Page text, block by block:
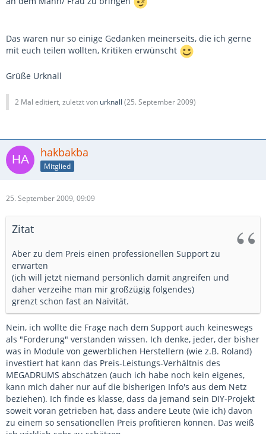
Das waren nur so einige Gedanken meinerseits, die ich gerne
mit euch teilen wollten, Kritiken erwünscht
Grüße Urknall
2 Mal editiert, zuletzt von urknall (25. September 2009)
hakbakba
Mitglied
25. September 2009, 09:09
Zitat
Aber zu dem Preis einen professionellen Support zu
erwarten
(ich will jetzt niemand persönlich damit angreifen und
daher verzeihe man mir großzügig folgendes)
grenzt schon fast an Naivität.
Nein, ich wollte die Frage nach dem Support auch keineswegs
als "Forderung" verstanden wissen. Ich denke, jeder, der bisher
was in Module von gewerblichen Herstellern (wie z.B. Roland)
investiert hat kann das Preis-Leistungs-Verhältnis des
MEGADRUMS abschätzen (auch ich habe noch kein eigenes,
kann mich daher nur auf die bisherigen Info's aus dem Netz
beziehen). Ich finde es klasse, dass da jemand sein DIY-Projekt
soweit voran getrieben hat, dass andere Leute (wie ich) davon
zu einem so sensationellen Preis profitieren können. Das weiß